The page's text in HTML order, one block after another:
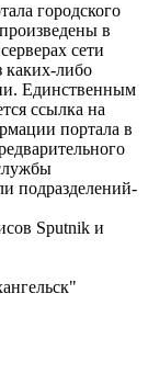
городского
в
сети
каких-либо
Единственным
ссылка на
портала в
подразделений-
Sputnik и